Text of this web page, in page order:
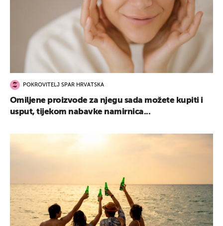
POKROVITELJ SPAR HRVATSKA
Omiljene proizvode za njegu sada možete kupiti i
usput, tijekom nabavke namirnica...